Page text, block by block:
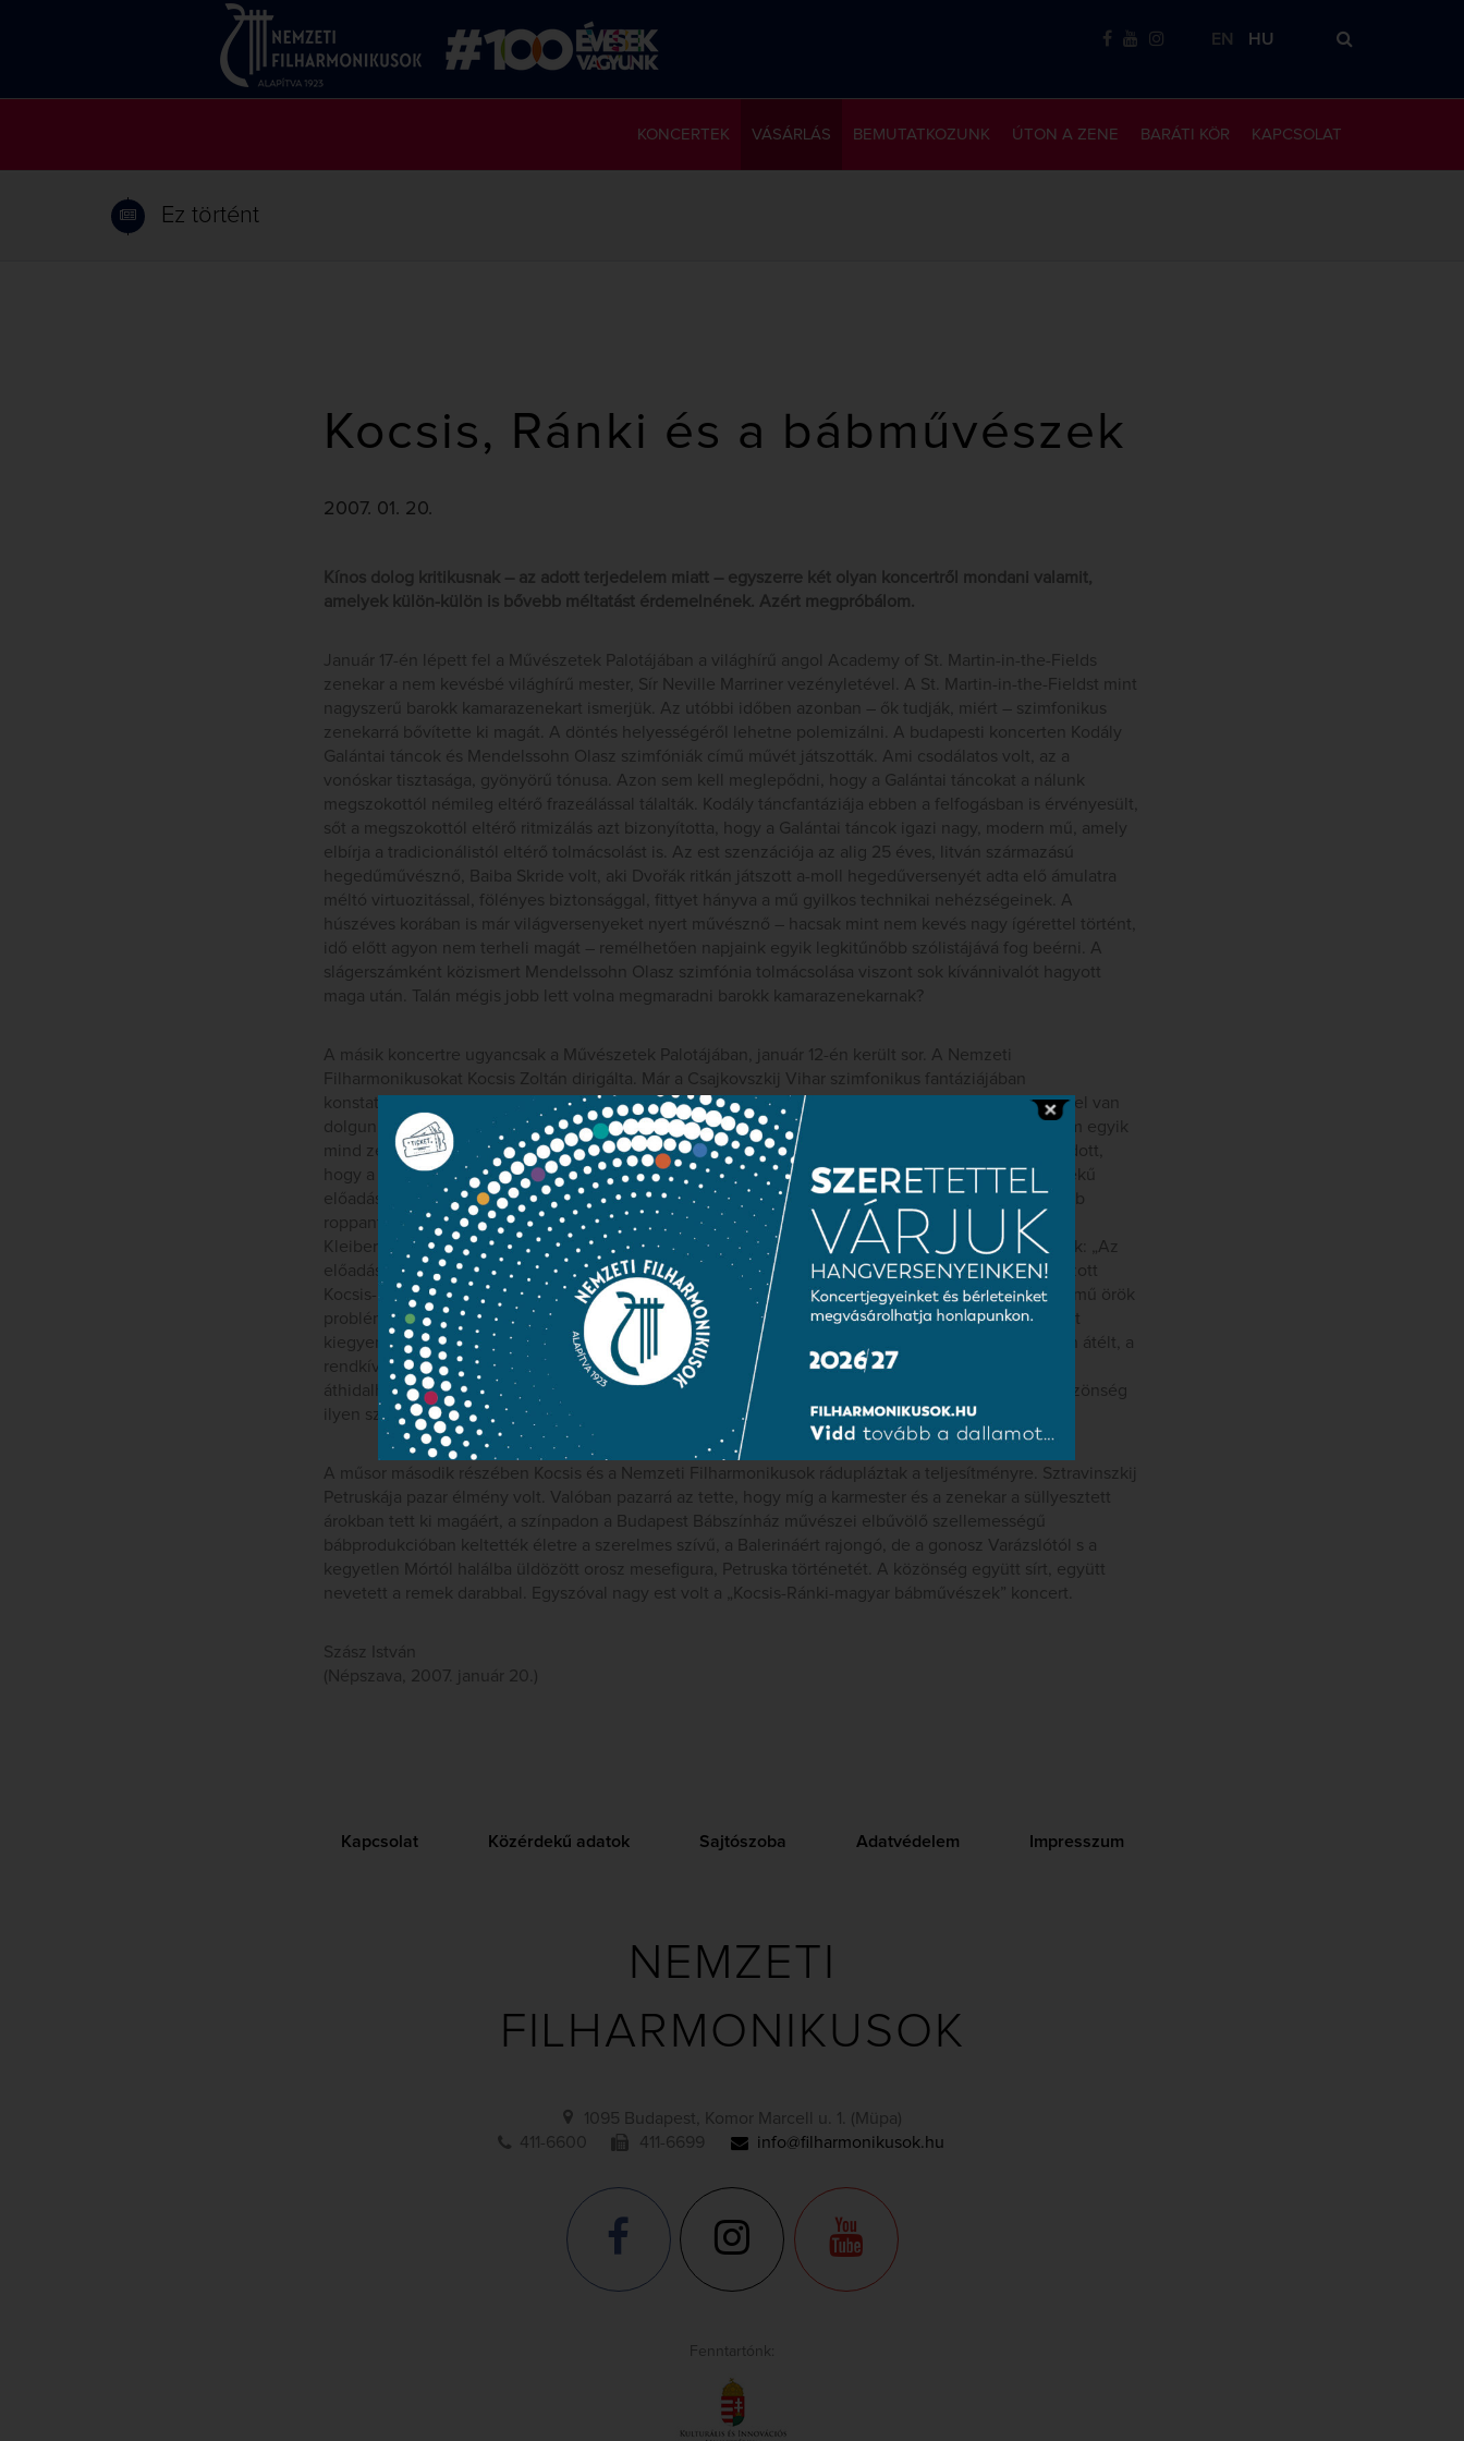
EN HU
KAPCSOLAT
BARÁTI KÖR
ÚTON A ZENE
KONCERTEK VÁSÁRLÁS BEMUTATKOZUNK
Ez történt
Kocsis, Ránki és a bábművészek
2007. 01. 20.
Kínos dolog kritikusnak – az adott terjedelem miatt – egyszerre két olyan koncertről mondani valamit,
amelyek külön-külön is bővebb méltatást érdemelnének. Azért megpróbálom.
Január 17-én lépett fel a Művészetek Palotájában a világhírű angol Academy of St. Martin-in-the-Fields
zenekar a nem kevésbé világhírű mester, Sír Neville Marriner vezényletével. A St. Martin-in-the-Fieldst mint
nagyszerű barokk kamarazenekart ismerjük. Az utóbbi időben azonban – ők tudják, miért – szimfonikus
zenekarrá bővítette ki magát. A döntés helyességéről lehetne polemizálni. A budapesti koncerten Kodály
Galántai táncok és Mendelssohn Olasz szimfóniák című művét játszották. Ami csodálatos volt, az a
vonóskar tisztasága, gyönyörű tónusa. Azon sem kell meglepődni, hogy a Galántai táncokat a nálunk
megszokottól némileg eltérő frazeálással tálalták. Kodály táncfantáziája ebben a felfogásban is érvényesült,
sőt a megszokottól eltérő ritmizálás azt bizonyította, hogy a Galántai táncok igazi nagy, modern mű, amely
elbírja a tradicionálistól eltérő tolmácsolást is. Az est szenzációja az alig 25 éves, litván származású
hegedűművésznő, Baiba Skride volt, aki Dvořák ritkán játszott a-moll hegedűversenyét adta elő ámulatra
méltó virtuozitással, fölényes biztonsággal, fittyet hányva a mű gyilkos technikai nehézségeinek. A
húszéves korában is már világversenyeket nyert művésznő – hacsak mint nem kevés nagy ígérettel történt,
idő előtt agyon nem terheli magát – remélhetően napjaink egyik legkitűnőbb szólistájává fog beérni. A
slágerszámként közismert Mendelssohn Olasz szimfónia tolmácsolása viszont sok kívánnivalót hagyott
maga után. Talán mégis jobb lett volna megmaradni barokk kamarazenekarnak?
A másik koncertre ugyancsak a Művészetek Palotájában, január 12-én került sor. A Nemzeti
Filharmonikusokat Kocsis Zoltán dirigálta. Már a Csajkovszkij Vihar szimfonikus fantáziájában
konstatálhattuk, hogy remek kondícióban lévő zenekarral és legjobb formáját produkáló dirigensével van
dolgunk. Az est csúcspontja Ránki Dezső és Kocsis közös produkciója volt. Ránki a zongorairodalom egyik
mind zeneileg, mind technikailag legnehezebb művét, Bartók I. zongoraversenyét játszotta. Köztudott,
hogy a mű oly nehéz, kiegyensúlyozott tolmácsolásának annyi problémája van, hogy referenciaértékű
előadása jóformán nem is létezik. Bartók maga is utal rá, hogy az óriási együttest megmozgató darab
roppant feladat. Amikor 1926-ban (a mű keletkezésének évében) a világnagyság karmesterrel, Erich
Kleiberrel ő maga játszotta a szólót, így panaszkodott a nagy magyar dirigensnek, Reiner Frigyesnek: „Az
előadás nagyon svungos volt, de a zenekarban komoly balesetek történtek.” A műgonddal kidolgozott
Kocsis-Ránki-előadásnál igazán komoly zenekari balesetet nem hallhattunk. Viszont jelentkezett a mű örök
problémája: a hatalmas rézfúvós- kórus és a szólózongora időnként akusztikailag sehogy sem tudott
kiegyensúlyozott hangzást produkálni. Ezzel együtt bámulatra méltó volt Ránki koncentrált, mélyen átélt, a
rendkívül nehéz mű szövegét anyanyelvi fokon „beszélő” tolmácsolása. Kocsis az említett, szinte
áthidalhatatlanul nehéz akusztikai problémák ellenére méltó partnere volt a szólistának. Magyar közönség
ilyen szintű Bartók I. zongoraverseny-előadást aligha hallhatott.
A műsor második részében Kocsis és a Nemzeti Filharmonikusok rádupláztak a teljesítményre. Sztravinszkij
Petruskája pazar élmény volt. Valóban pazarrá az tette, hogy míg a karmester és a zenekar a süllyesztett
árokban tett ki magáért, a színpadon a Budapest Bábszínház művészei elbűvölő szellemességű
bábprodukcióban keltették életre a szerelmes szívű, a Balerináért rajongó, de a gonosz Varázslótól s a
kegyetlen Mórtól halálba üldözött orosz mesefigura, Petruska történetét. A közönség együtt sírt, együtt
nevetett a remek darabbal. Egyszóval nagy est volt a „Kocsis-Ránki-magyar bábművészek” koncert.
Szász István
(Népszava, 2007. január 20.)
Kapcsolat Közérdekű adatok Sajtószoba Adatvédelem Impresszum
NEMZETI
FILHARMONIKUSOK
1095 Budapest, Komor Marcell u. 1. (Müpa)
411-6600
411-6699 info@filharmonikusok.hu
Fenntartónk: